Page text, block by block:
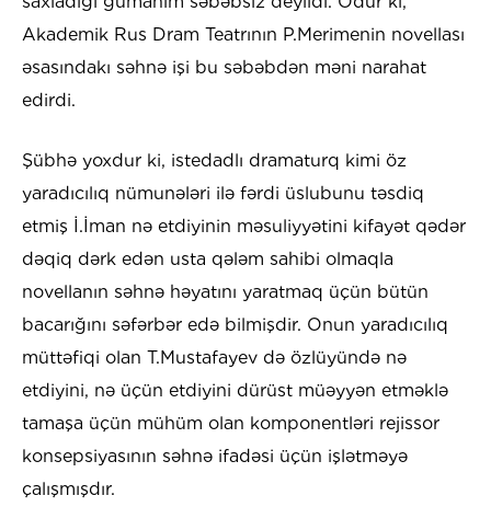
Akademik Rus Dram Teatrının P.Merimenin novellası
əsasındakı səhnə işi bu səbəbdən məni narahat
edirdi.
Şübhə yoxdur ki, istedadlı dramaturq kimi öz
yaradıcılıq nümunələri ilə fərdi üslubunu təsdiq
etmiş İ.İman nə etdiyinin məsuliyyətini kifayət qədər
dəqiq dərk edən usta qələm sahibi olmaqla
novellanın səhnə həyatını yaratmaq üçün bütün
bacarığını səfərbər edə bilmişdir. Onun yaradıcılıq
müttəfiqi olan T.Mustafayev də özlüyündə nə
etdiyini, nə üçün etdiyini dürüst müəyyən etməklə
tamaşa üçün mühüm olan komponentləri rejissor
konsepsiyasının səhnə ifadəsi üçün işlətməyə
çalışmışdır.